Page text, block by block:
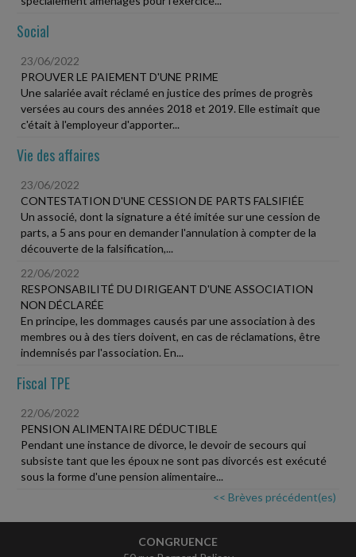
Social
23/06/2022
PROUVER LE PAIEMENT D'UNE PRIME
Une salariée avait réclamé en justice des primes de progrès
versées au cours des années 2018 et 2019. Elle estimait que
c'était à l'employeur d'apporter...
Vie des affaires
23/06/2022
CONTESTATION D'UNE CESSION DE PARTS FALSIFIÉE
Un associé, dont la signature a été imitée sur une cession de
parts, a 5 ans pour en demander l'annulation à compter de la
découverte de la falsification,...
22/06/2022
RESPONSABILITÉ DU DIRIGEANT D'UNE ASSOCIATION
NON DÉCLARÉE
En principe, les dommages causés par une association à des
membres ou à des tiers doivent, en cas de réclamations, être
indemnisés par l'association. En...
Fiscal TPE
22/06/2022
PENSION ALIMENTAIRE DÉDUCTIBLE
Pendant une instance de divorce, le devoir de secours qui
subsiste tant que les époux ne sont pas divorcés est exécuté
sous la forme d'une pension alimentaire...
<< Brèves précédent(es)
CONGRUENCE